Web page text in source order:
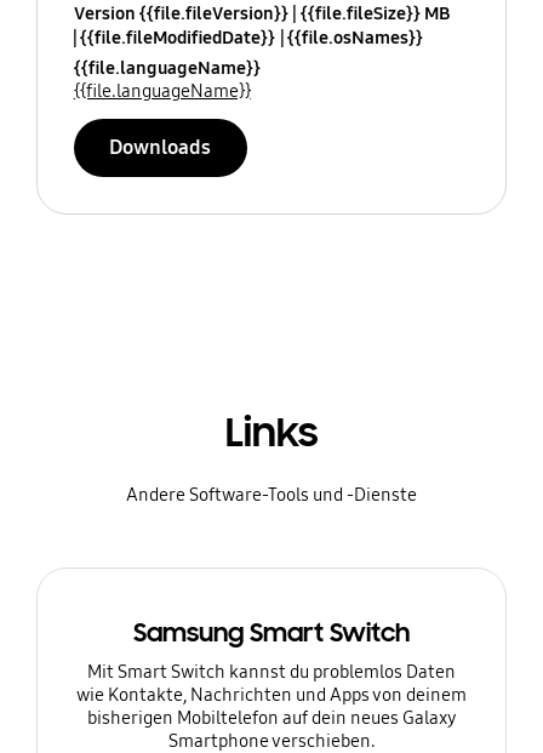
Version {{file.fileVersion}} {{file.fileSize}} MB
{{file.fileModifiedDate}} {{file.osNames}}
{{file.languageName}}
{{file.languageName}}
Downloads
Links
Andere Software-Tools und -Dienste
Samsung Smart Switch
Mit Smart Switch kannst du problemlos Daten
wie Kontakte, Nachrichten und Apps von deinem
bisherigen Mobiltelefon auf dein neues Galaxy
Smartphone verschieben.